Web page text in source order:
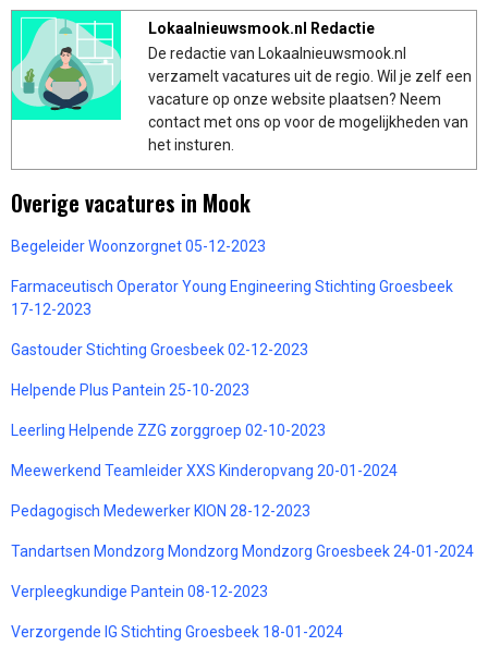
Lokaalnieuwsmook.nl Redactie
De redactie van Lokaalnieuwsmook.nl
verzamelt vacatures uit de regio. Wil je zelf een
vacature op onze website plaatsen? Neem
contact met ons op voor de mogelijkheden van
het insturen.
Overige vacatures in Mook
Begeleider Woonzorgnet 05-12-2023
Farmaceutisch Operator Young Engineering Stichting Groesbeek
17-12-2023
Gastouder Stichting Groesbeek 02-12-2023
Helpende Plus Pantein 25-10-2023
Leerling Helpende ZZG zorggroep 02-10-2023
Meewerkend Teamleider XXS Kinderopvang 20-01-2024
Pedagogisch Medewerker KION 28-12-2023
Tandartsen Mondzorg Mondzorg Mondzorg Groesbeek 24-01-2024
Verpleegkundige Pantein 08-12-2023
Verzorgende IG Stichting Groesbeek 18-01-2024